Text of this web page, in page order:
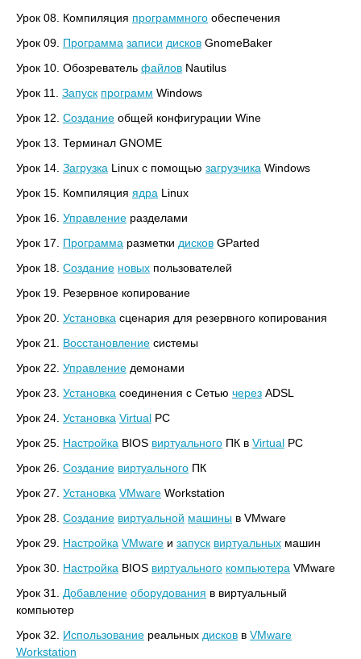
Урок 08. Компиляция программного обеспечения
Урок 09. Программа записи дисков GnomeBaker
Урок 10. Обозреватель файлов Nautilus
Урок 11. Запуск программ Windows
Урок 12. Создание общей конфигурации Wine
Урок 13. Терминал GNOME
Урок 14. Загрузка Linux с помощью загрузчика Windows
Урок 15. Компиляция ядра Linux
Урок 16. Управление разделами
Урок 17. Программа разметки дисков GParted
Урок 18. Создание новых пользователей
Урок 19. Резервное копирование
Урок 20. Установка сценария для резервного копирования
Урок 21. Восстановление системы
Урок 22. Управление демонами
Урок 23. Установка соединения с Сетью через ADSL
Урок 24. Установка Virtual PC
Урок 25. Настройка BIOS виртуального ПК в Virtual PC
Урок 26. Создание виртуального ПК
Урок 27. Установка VMware Workstation
Урок 28. Создание виртуальной машины в VMware
Урок 29. Настройка VMware и запуск виртуальных машин
Урок 30. Настройка BIOS виртуального компьютера VMware
Урок 31. Добавление оборудования в виртуальный
компьютер
Урок 32. Использование реальных дисков в VMware
Workstation